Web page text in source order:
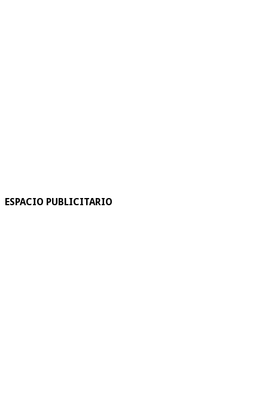
ESPACIO PUBLICITARIO